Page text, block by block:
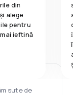
din
alege
pentru
ieftină
sute de